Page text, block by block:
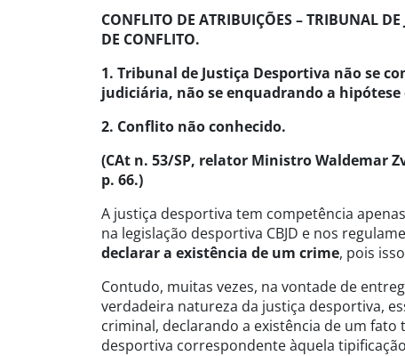
CONFLITO DE ATRIBUIÇÕES – TRIBUNAL
DE CONFLITO.
1. Tribunal de Justiça Desportiva não se
judiciária, não se enquadrando a hipótese
2. Conflito não conhecido.
(CAt n. 53/SP, relator Ministro Waldemar
p. 66.)
A justiça desportiva tem competência
na legislação desportiva CBJD e nos
declarar a existência de um crime, pois
Contudo, muitas vezes, na vontade de
verdadeira natureza da justiça desportiva,
criminal, declarando a existência de um
desportiva correspondente àquela